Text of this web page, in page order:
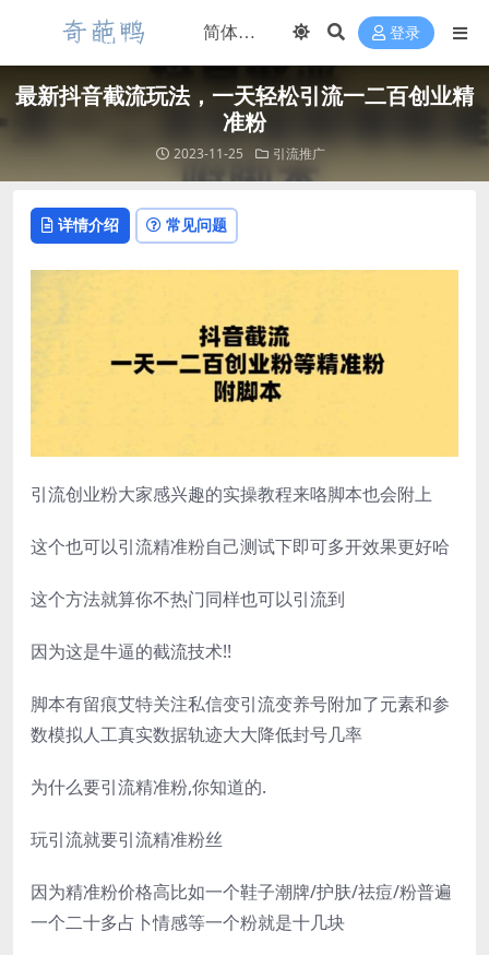
登录
最新抖音截流玩法，一天轻松引流一二百创业精
准粉
2023-11-25 引流推广
详情介绍 常见问题
引流创业粉大家感兴趣的实操教程来咯脚本也会附上
这个也可以引流精准粉自己测试下即可多开效果更好哈
这个方法就算你不热门同样也可以引流到
因为这是牛逼的截流技术!!
脚本有留痕艾特关注私信变引流变养号附加了元素和参
数模拟人工真实数据轨迹大大降低封号几率
为什么要引流精准粉,你知道的.
玩引流就要引流精准粉丝
因为精准粉价格高比如一个鞋子潮牌/护肤/祛痘/粉普遍
一个二十多占卜情感等一个粉就是十几块